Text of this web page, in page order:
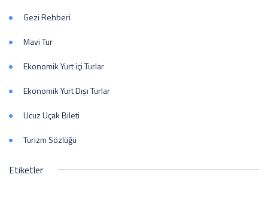
Gezi Rehberi
Mavi Tur
Ekonomik Yurt içi Turlar
Ekonomik Yurt Dışı Turlar
Ucuz Uçak Bileti
Turizm Sözlüğü
Etiketler